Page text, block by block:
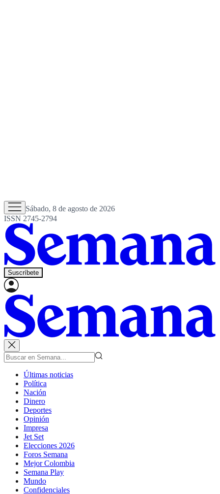
Sábado, 8 de agosto de 2026
ISSN 2745-2794
Suscríbete
Últimas noticias
Política
Nación
Dinero
Deportes
Opinión
Impresa
Jet Set
Elecciones 2026
Foros Semana
Mejor Colombia
Semana Play
Mundo
Confidenciales